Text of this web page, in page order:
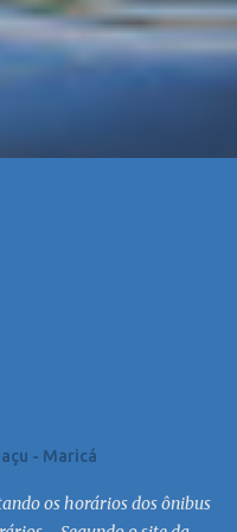
- Maricá
os horários dos ônibus